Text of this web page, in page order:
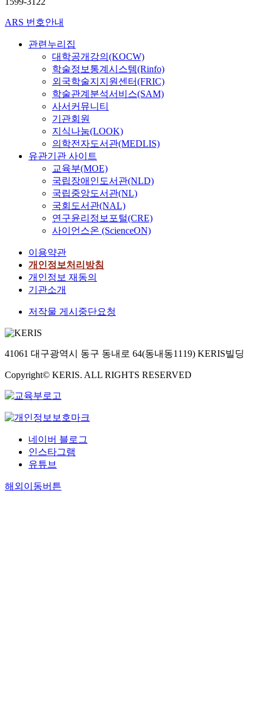
ARS 번호안내
관련누리집
대학공개강의(KOCW)
학술정보통계시스템(Rinfo)
외국학술지지원센터(FRIC)
학술관계분석서비스(SAM)
사서커뮤니티
기관회원
지식나눔(LOOK)
의학전자도서관(MEDLIS)
유관기관 사이트
교육부(MOE)
국립장애인도서관(NLD)
국립중앙도서관(NL)
국회도서관(NAL)
연구윤리정보포털(CRE)
사이언스온 (ScienceON)
이용약관
개인정보처리방침
개인정보 재동의
기관소개
저작물 게시중단요청
41061 대구광역시 동구 동내로 64(동내동1119) KERIS빌딩
Copyright© KERIS. ALL RIGHTS RESERVED
네이버 블로그
인스타그램
유튜브
해외이동버튼